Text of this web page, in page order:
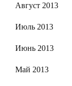
Август 2013
Июль 2013
Июнь 2013
Май 2013